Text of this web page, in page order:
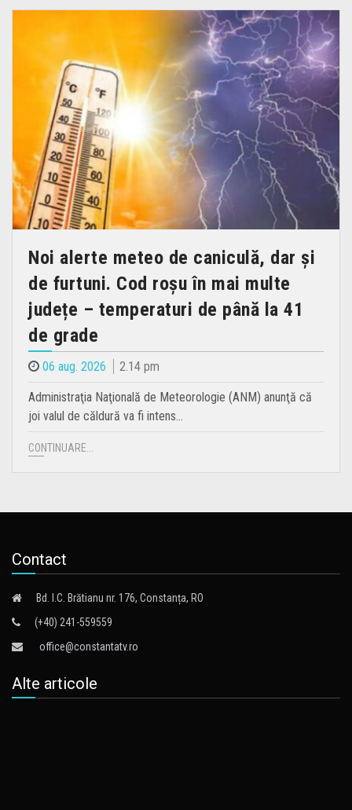
Noi alerte meteo de caniculă, dar şi
de furtuni. Cod roșu în mai multe
județe – temperaturi de până la 41
de grade
06 aug. 2026 2.14 pm
Administraţia Naţională de Meteorologie (ANM) anunţă că
joi valul de căldură va fi intens…
CONTINUARE...
Contact
Bd. I.C. Brătianu nr. 176, Constanța, RO
(+40) 241-559559
office@constantatv.ro
Alte articole